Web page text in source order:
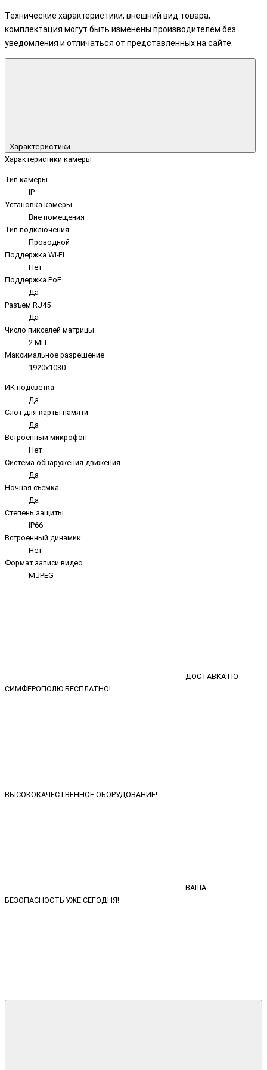
Технические характеристики, внешний вид товара,
комплектация могут быть изменены производителем без
уведомления и отличаться от представленных на сайте.
Характеристики
Характеристики камеры
Тип камеры
IP
Установка камеры
Вне помещения
Тип подключения
Проводной
Поддержка Wi-Fi
Нет
Поддержка PoE
Да
Разъем RJ45
Да
Число пикселей матрицы
2 МП
Максимальное разрешение
1920x1080
ИК подсветка
Да
Слот для карты памяти
Да
Встроенный микрофон
Нет
Система обнаружения движения
Да
Ночная съемка
Да
Степень защиты
IP66
Встроенный динамик
Нет
Формат записи видео
MJPEG
ДОСТАВКА ПО
СИМФЕРОПОЛЮ БЕСПЛАТНО!
ВЫСОКОКАЧЕСТВЕННОЕ ОБОРУДОВАНИЕ!
ВАША
БЕЗОПАСНОСТЬ УЖЕ СЕГОДНЯ!